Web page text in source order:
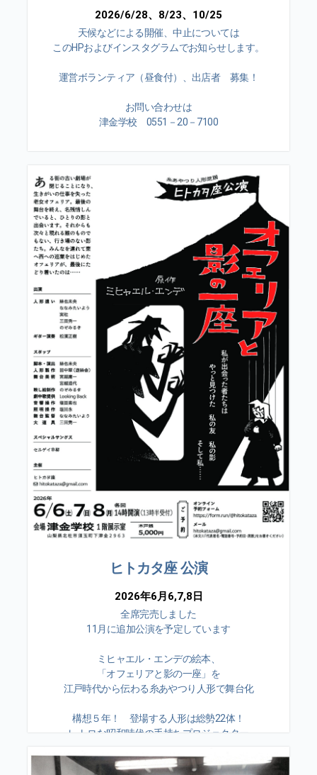
2026/6/28、8/23、10/25
天候などによる開催、中止については
このHPおよびインスタグラムでお知らせします。
運営ボランティア（昼食付）、出店者 募集！
お問い合わせは
津金学校 0551－20－7100
ヒトカタ座 公演
2026年6月6,7,8日
全席完売しました
11月に追加公演を予定しています
ミヒャエル・エンデの絵本、
「オフェリアと影の一座」を
江戸時代から伝わる糸あやつり人形で舞台化
構想５年！ 登場する人形は総勢22体！
レトロな昭和時代の手持ちプロジェクター